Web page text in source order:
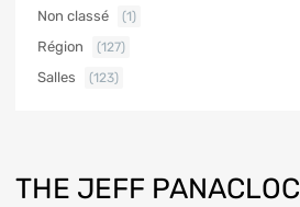
THE JEFF
Non classé (1)
Région (127)
Salles (123)